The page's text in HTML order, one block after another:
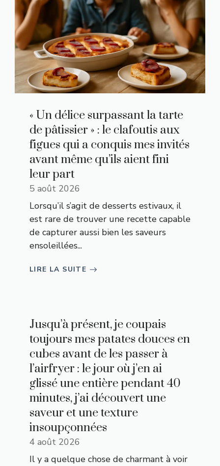
« Un délice surpassant la tarte
de pâtissier » : le clafoutis aux
figues qui a conquis mes invités
avant même qu’ils aient fini
leur part
5 août 2026
Lorsqu’il s’agit de desserts estivaux, il
est rare de trouver une recette capable
de capturer aussi bien les saveurs
ensoleillées...
LIRE LA SUITE
Jusqu’à présent, je coupais
toujours mes patates douces en
cubes avant de les passer à
l’airfryer : le jour où j’en ai
glissé une entière pendant 40
minutes, j’ai découvert une
saveur et une texture
insoupçonnées
4 août 2026
Il y a quelque chose de charmant à voir